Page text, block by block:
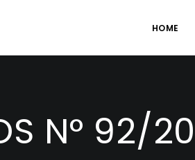
HOME
N° 92/